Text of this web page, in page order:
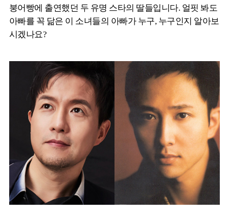
붕어빵에 출연했던 두 유명 스타의 딸들입니다. 얼핏 봐도
아빠를 꼭 닮은 이 소녀들의 아빠가 누구, 누구인지 알아보
시겠나요?